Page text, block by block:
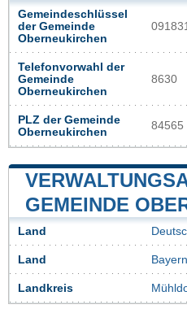
Gemeindeschlüssel
der Gemeinde
Oberneukirchen
Telefonvorwahl der
Gemeinde
Oberneukirchen
8630
PLZ der Gemeinde
Oberneukirchen
84565
GEMEINDE
Land
Land Bayern
Landkreis